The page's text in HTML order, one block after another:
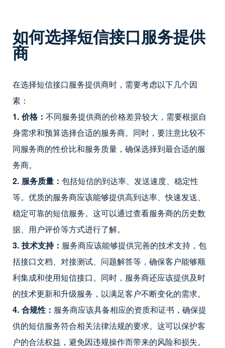
如何选择短信接口服务提供
商
在选择短信接口服务提供商时，需要考虑以下几个因
素：
1. 价格： 不同服务提供商的价格差异较大，需要根据自
身需求和预算选择合适的服务商。同时，要注意比较不
同服务商的性价比和服务质量，确保选择到最合适的服
务商。
2. 服务质量： 包括短信的到达率、发送速度、稳定性
等。优质的服务商应该能够提供高到达率、快速发送、
稳定可靠的短信服务。这可以通过查看服务商的历史数
据、用户评价等方式进行了解。
3. 技术支持： 服务商应该能够提供完善的技术支持，包
括接口文档、对接测试、问题解答等，确保客户能够顺
利集成和使用短信接口。同时，服务商还应该提供及时
的技术更新和升级服务，以满足客户不断变化的需求。
4. 合规性： 服务商应该具备相应的资质和证书，确保提
供的短信服务符合相关法律法规的要求。这可以保护客
户的合法权益，避免因违规操作而带来的风险和损失。